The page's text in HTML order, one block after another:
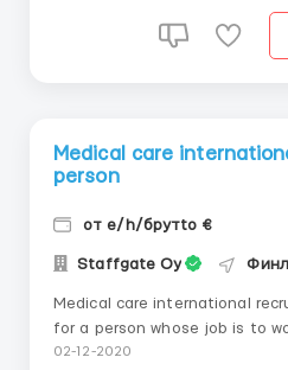
пятницу в дневную смену, и...
Medical care
person
от e/h/брутto €
Staffgate Oy
Medical care international recruitment We
for a person whose job is to
recruitment of nurses and
02-12-2020